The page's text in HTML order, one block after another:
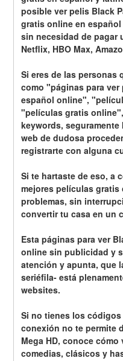
posible ver pelis Black
gratis online en
sin necesidad de pagar
Netflix, HBO Max,
Si eres de las personas
como "páginas para
español online",
"películas gratis
keywords,
web de dudosa
registrarte con alguna
Si te hartaste de eso, a
mejores películas
problemas, sin
convertir tu casa en un
Esta páginas para ver
online sin publicidad y
atención y apunta, que
seriéfila- está
websites.
Si no tienes los
conexión no te permite
Mega HD, conoce
comedias, clásicos y